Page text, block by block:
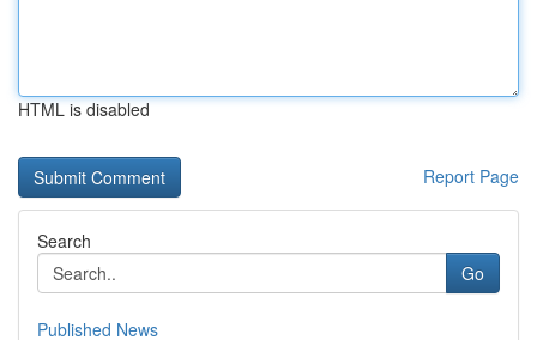
HTML is disabled
Report Page
Search
Go
Published News